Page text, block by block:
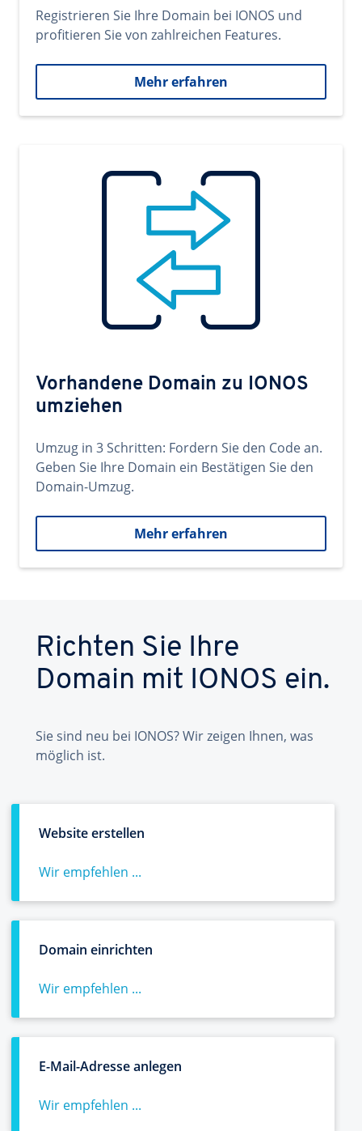
Registrieren Sie Ihre Domain bei IONOS und
profitieren Sie von zahlreichen Features.
Mehr erfahren
Vorhandene Domain zu IONOS
umziehen
Umzug in 3 Schritten: Fordern Sie den Code an.
Geben Sie Ihre Domain ein Bestätigen Sie den
Domain-Umzug.
Mehr erfahren
Richten Sie Ihre
Domain mit IONOS ein.
Sie sind neu bei IONOS? Wir zeigen Ihnen, was
möglich ist.
Website erstellen
Wir empfehlen ...
Domain einrichten
Wir empfehlen ...
E-Mail-Adresse anlegen
Wir empfehlen ...